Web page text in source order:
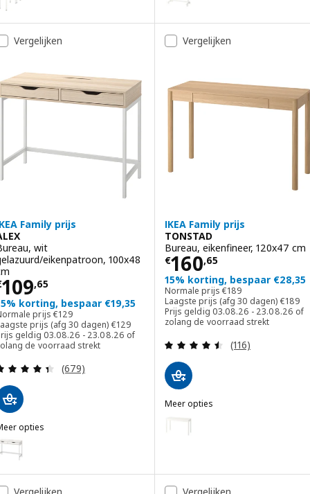
Optie: MITTZON, Opvouwbare
Vergelijken
Family prijs
wit
eikenpatroon, 100x48
109,65
€ 109,65
korting, bespaar €19,35
prijs€129
Normale prijs € 129
prijs (afg 30 dagen)€129
Laagste prijs (afg 30 dagen) € 129
geldig 03.08.26 - 23.08.26 of
de voorraad strekt
Beoordeling: 4.4 van 5 sterren. Totaal
(679)
opties
ALEX, Bureau, wit, 100x48 cm
Vergelijken
IKEA Family prijs
TONSTAD
Bureau, eikenfineer, 120x47 cm
€160,65
Prijs € 160,65
15% korting, bespaar €28,35
Normale prijs€189
Normale prijs € 189
Laagste prijs (afg 30 dagen)€189
Prijs geldig 03.08.26 - 23.08.26 of
zolang de voorraad strekt
Beoordeling:
(116)
Meer opties
Optie: TONSTAD, Bureau,